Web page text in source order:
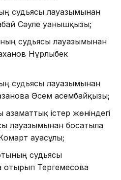
судьясы лауазымынан
Сәуле Қуанышқызы;
судьясы лауазымынан
Нұрлыбек
судьясы лауазымынан
Әсем Қасембайқызы;
істер жөніндегі
лауазымынан босатыла
Қауасұлы;
судьясы
отырып Тергемесова